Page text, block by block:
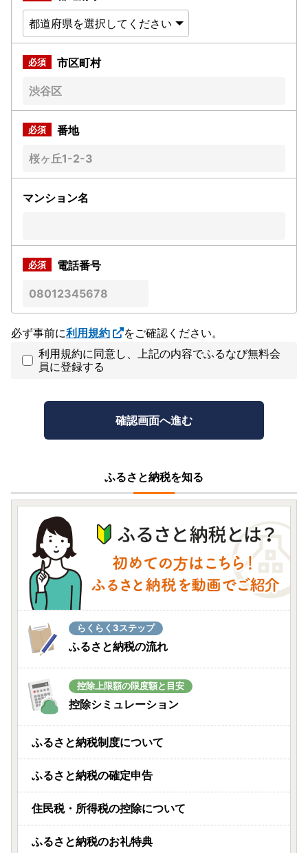
市区町村
番地
マンション名
電話番号
必ず事前に利用規約
をご確認ください。
利用規約に同意し、上記の内容でふるなび無料会
員に登録する
ふるさと納税を知る
らくらく3ステップ
ふるさと納税の流れ
控除上限額の限度額と目安
控除シミュレーション
ふるさと納税制度について
ふるさと納税の確定申告
住民税・所得税の控除について
ふるさと納税のお礼特典